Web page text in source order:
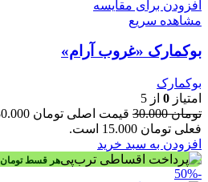
افزودن برای مقایسه
مشاهده سریع
بوکمارک «غروب آرام»
بوکمارک
امتیاز 0 از 5
تومان30.000 قیمت اصلی تومان 30.000 بود.
فعلی تومان 15.000 است.
افزودن به سبد خرید
هر قسطتومان
-50%